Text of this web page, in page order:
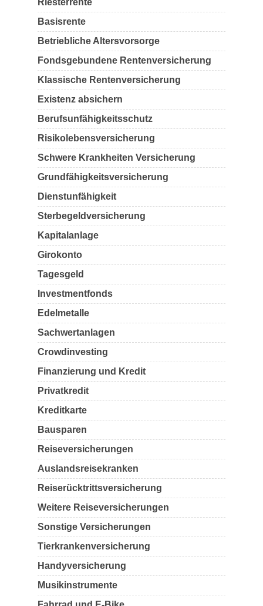
Riesterrente
Basisrente
Betriebliche Altersvorsorge
Fondsgebundene Rentenversicherung
Klassische Rentenversicherung
Existenz absichern
Berufsunfähigkeitsschutz
Risikolebensversicherung
Schwere Krankheiten Versicherung
Grundfähigkeitsversicherung
Dienstunfähigkeit
Sterbegeldversicherung
Kapitalanlage
Girokonto
Tagesgeld
Investmentfonds
Edelmetalle
Sachwertanlagen
Crowdinvesting
Finanzierung und Kredit
Privatkredit
Kreditkarte
Bausparen
Reiseversicherungen
Auslandsreisekranken
Reiserücktrittsversicherung
Weitere Reiseversicherungen
Sonstige Versicherungen
Tierkrankenversicherung
Handyversicherung
Musikinstrumente